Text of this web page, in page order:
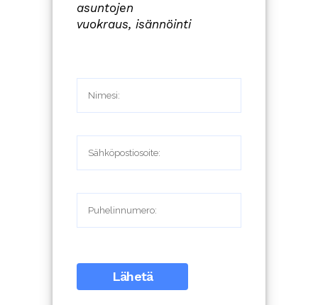
asuntojen
vuokraus, isännöinti